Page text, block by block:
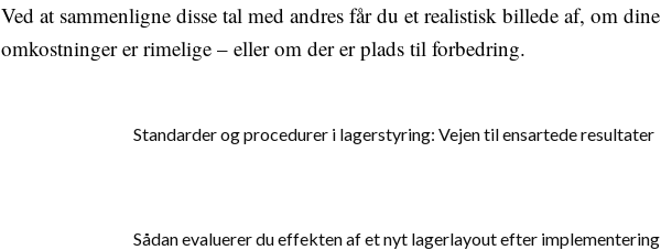
Ved at sammenligne disse tal med andres får du et realistisk billede af, om dine
omkostninger er rimelige – eller om der er plads til forbedring.
Standarder og procedurer i lagerstyring: Vejen til ensartede resultater
Sådan evaluerer du effekten af et nyt lagerlayout efter implementering